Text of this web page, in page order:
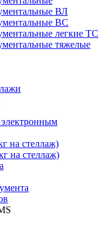
ВЛ
ВС
легкие ТС
тяжелые
на стеллаж)
на стеллаж)